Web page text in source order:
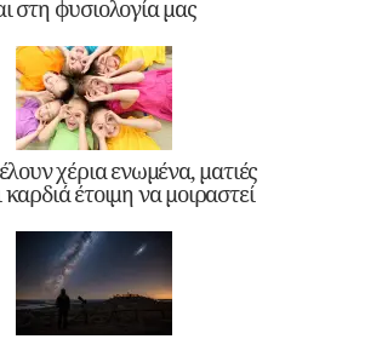
στη φυσιολογία μας
χέρια ενωμένα, ματιές
έτοιμη να μοιραστεί